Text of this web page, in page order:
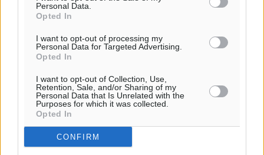
Personal Data.
Opted In
I want to opt-out of processing my
Personal Data for Targeted Advertising.
Opted In
I want to opt-out of Collection, Use,
Retention, Sale, and/or Sharing of my
Personal Data that Is Unrelated with the
Purposes for which it was collected.
Opted In
CONFIRM
Νέο ξενοδοχείο στη Ρόδο για την H Hotels –
Χατζηλαζάρου – Προχωρά καινούργιο ξενοδοχείο
στην Κω
Τοπικές Ειδήσεις
Αυτοκίνητο μπήκε παράνομα σε μονόδρομο στο
Μαστιχάρι – Αναποδογύρισε όχημα με μητέρα και
Τοπικές Ειδήσεις• πριν 57 λεπτά